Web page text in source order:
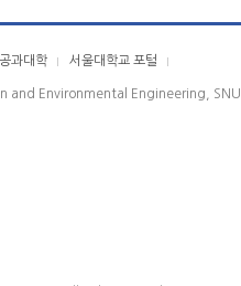
과대학 서울대학교 포털
and Environmental Engineering, SNU